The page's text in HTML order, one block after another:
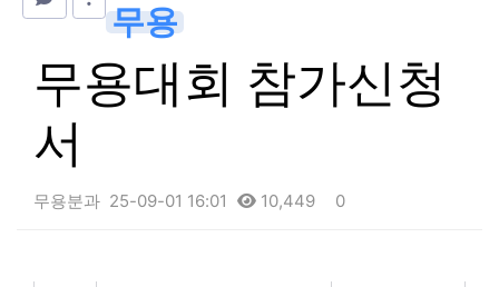
무용
무용대회 참가신청
서
무용분과 25-09-01 16:01 10,449 0